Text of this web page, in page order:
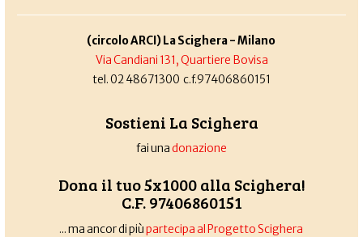
(circolo ARCI) La Scighera - Milano
Via Candiani 131, Quartiere Bovisa
tel. 02 48671300 c.f.97406860151
Sostieni La Scighera
fai unadonazione
Dona il tuo 5x1000 alla Scighera!
C.F. 97406860151
... ma ancor di piùpartecipa al Progetto Scighera